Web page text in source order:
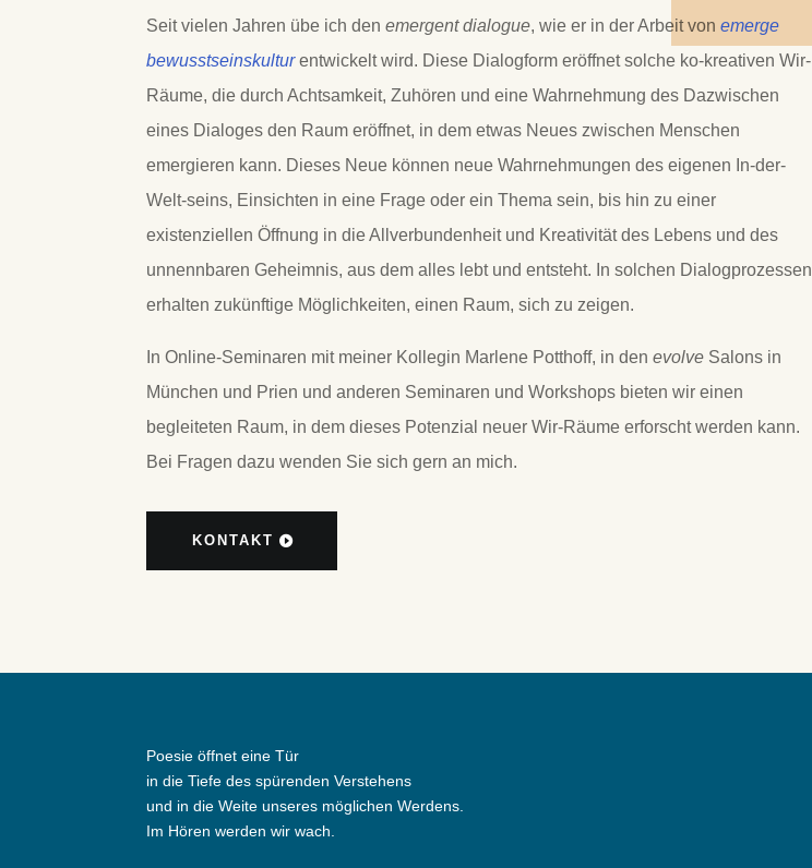
Seit vielen Jahren übe ich denemergent dialogue, wie er in der Arbeit vonemerge
bewusstseinskulturentwickelt wird. Diese Dialogform eröffnet solche ko-kreativen Wir-
Räume, die durch Achtsamkeit, Zuhören und eine Wahrnehmung des Dazwischen
eines Dialoges den Raum eröffnet, in dem etwas Neues zwischen Menschen
emergieren kann. Dieses Neue können neue Wahrnehmungen des eigenen In-der-
Welt-seins, Einsichten in eine Frage oder ein Thema sein, bis hin zu einer
existenziellen Öffnung in die Allverbundenheit und Kreativität des Lebens und des
unnennbaren Geheimnis, aus dem alles lebt und entsteht. In solchen Dialogprozessen
erhalten zukünftige Möglichkeiten, einen Raum, sich zu zeigen.
In Online-Seminaren mit meiner Kollegin Marlene Potthoff, in den evolve Salons in
München und Prien und anderen Seminaren und Workshops bieten wir einen
begleiteten Raum, in dem dieses Potenzial neuer Wir-Räume erforscht werden kann.
Bei Fragen dazu wenden Sie sich gern an mich.
KONTAKT
Poesie öffnet eine Tür
in die Tiefe des spürenden Verstehens
und in die Weite unseres möglichen Werdens.
Im Hören werden wir wach.